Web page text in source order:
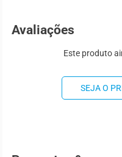
Avaliações
Este produto
SEJA O